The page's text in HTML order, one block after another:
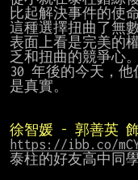
比起解決事件的使
這種選擇扭曲了無
表面上看是完美的
乏和扭曲的競爭心。
30 年後的今天，
是真實。
徐智媛 - 郭善英
https://ibb.co/
泰柱的好友高中同